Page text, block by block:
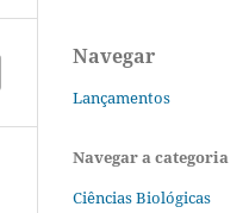
Navegar
Lançamentos
Navegar a categoria
Ciências Biológicas